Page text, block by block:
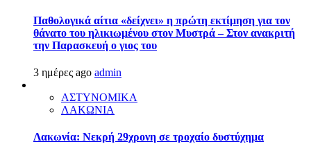
Παθολογικά αίτια «δείχνει» η πρώτη εκτίμηση για τον
θάνατο του ηλικιωμένου στον Μυστρά – Στον ανακριτή
την Παρασκευή ο γιος του
3 ημέρες ago admin
ΑΣΤΥΝΟΜΙΚΑ
ΛΑΚΩΝΙΑ
Λακωνία: Νεκρή 29χρονη σε τροχαίο δυστύχημα